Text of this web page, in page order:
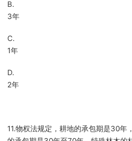
B.
3年
C.
1年
D.
2年
11.物权法规定，耕地的承包期是30